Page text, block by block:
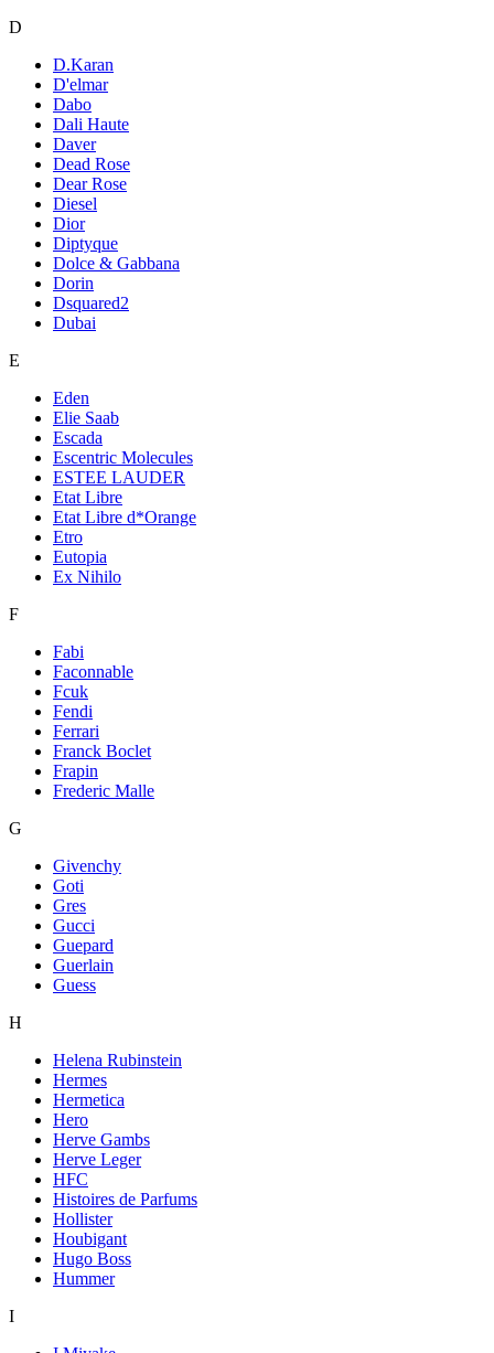
D
D.Karan
D'elmar
Dabo
Dali Haute
Daver
Dead Rose
Dear Rose
Diesel
Dior
Diptyque
Dolce & Gabbana
Dorin
Dsquared2
Dubai
E
Eden
Elie Saab
Escada
Escentric Molecules
ESTEE LAUDER
Etat Libre
Etat Libre d*Orange
Etro
Eutopia
Ex Nihilo
F
Fabi
Faconnable
Fcuk
Fendi
Ferrari
Franck Boclet
Frapin
Frederic Malle
G
Givenchy
Goti
Gres
Gucci
Guepard
Guerlain
Guess
H
Helena Rubinstein
Hermes
Hermetica
Hero
Herve Gambs
Herve Leger
HFC
Histoires de Parfums
Hollister
Houbigant
Hugo Boss
Hummer
I